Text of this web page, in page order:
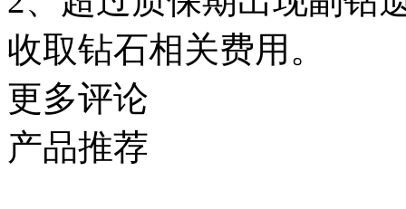
收取钻石相关费用。
更多评论
产品推荐